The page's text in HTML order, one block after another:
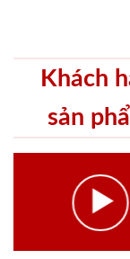
Khách
sản